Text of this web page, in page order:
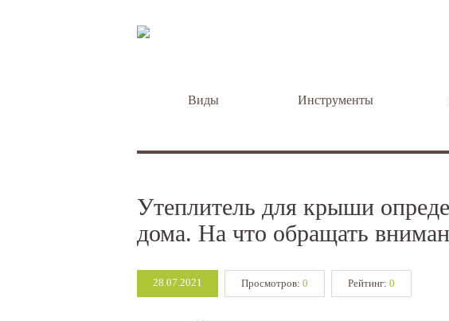
Виды Инструменты
Утеплитель для крыши
дома. На что обращать
28.07.2021 Просмотров: 0 Рейтинг: 0